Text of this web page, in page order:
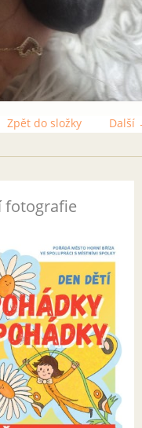
Další
Zpět do složky
fotografie